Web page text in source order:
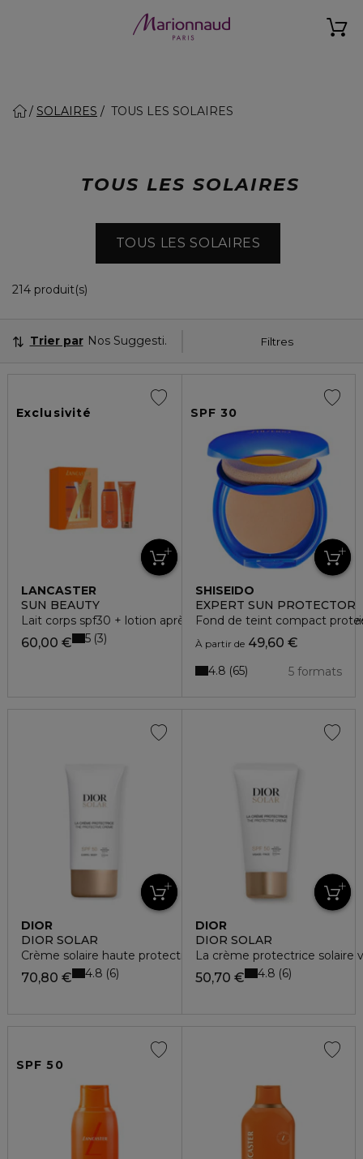
SOLAIRES TOUS LES SOLAIRES
TOUS LES SOLAIRES
TOUS LES SOLAIRES
214 produit(s)
Filtres
Trier par Nos Suggestions
Exclusivité
LANCASTER
SUN BEAUTY
Lait corps spf30 + lotion après-soleil golden tan maximizer
60,00 € 5 3
SPF 30
SHISEIDO
EXPERT SUN PROTECTOR
Fond de teint compact
À partir de49,60 €
5 formats
4.8 65
DIOR
DIOR SOLAR
Crème solaire haute protection pour le corps spf 50
70,80 € 4.8 6
DIOR
DIOR SOLAR
La crème protectrice solaire
50,70 € 4.8 6
SPF 50